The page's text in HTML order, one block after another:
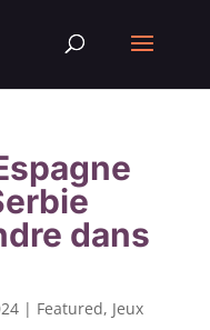
dans
| Featured, Jeux